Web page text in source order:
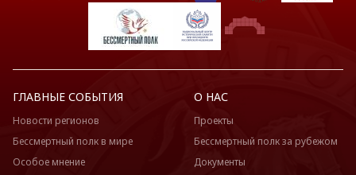
ГЛАВНЫЕ СОБЫТИЯ
Новости регионов
Бессмертный полк в мире
Особое мнение
О НАС
Проекты
Бессмертный полк за рубежом
Документы